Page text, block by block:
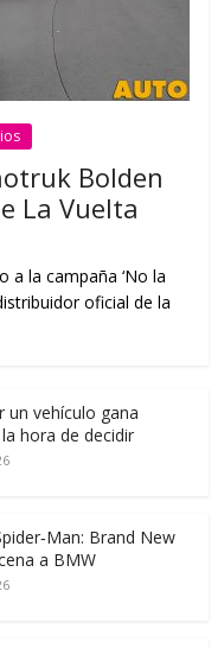
Bolden
La Vuelta
a la campaña ‘No la
oficial de la
un vehículo gana
hora de decidir
Brand New
a BMW